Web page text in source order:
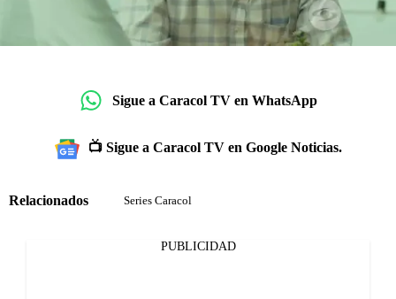
Sigue a Caracol TV en WhatsApp
📺 Sigue a Caracol TV en Google Noticias.
Relacionados Series Caracol
PUBLICIDAD